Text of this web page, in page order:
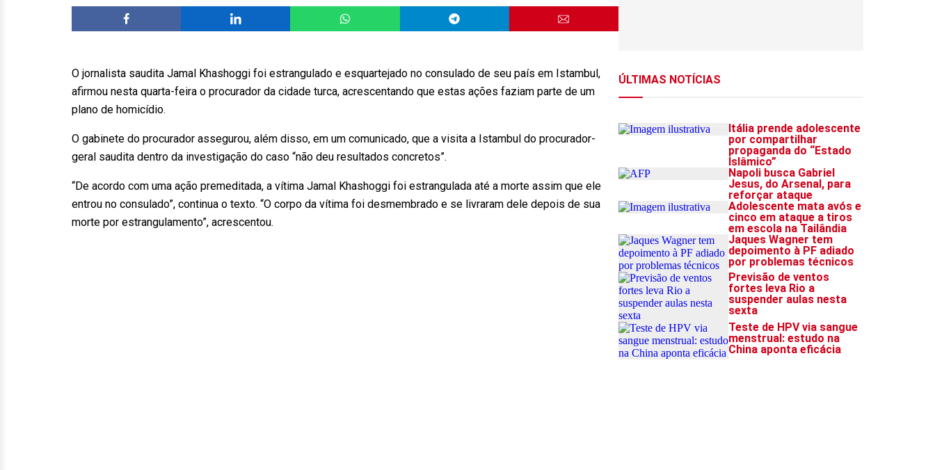
O jornalista saudita Jamal Khashoggi foi estrangulado e esquartejado no consulado de seu país em Istambul,
afirmou nesta quarta-feira o procurador da cidade turca, acrescentando que estas ações faziam parte de um
plano de homicídio.
O gabinete do procurador assegurou, além disso, em um comunicado, que a visita a Istambul do procurador-
geral saudita dentro da investigação do caso “não deu resultados concretos”.
“De acordo com uma ação premeditada, a vítima Jamal Khashoggi foi estrangulada até a morte assim que ele
entrou no consulado”, continua o texto. “O corpo da vítima foi desmembrado e se livraram dele depois de sua
morte por estrangulamento”, acrescentou.